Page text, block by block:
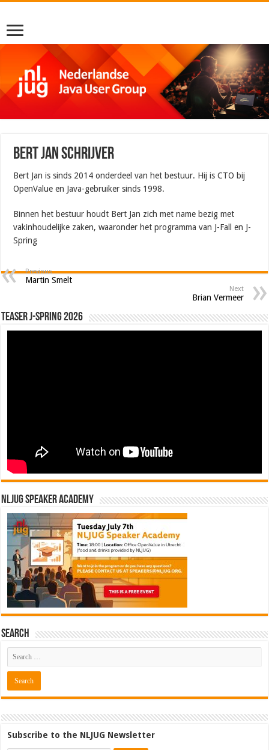
Bert Jan Schrijver
Bert Jan is sinds 2014 onderdeel van het bestuur. Hij is CTO bij
OpenValue en Java-gebruiker sinds 1998.
Binnen het bestuur houdt Bert Jan zich met name bezig met
vakinhoudelijke zaken, waaronder het programma van J-Fall en J-
Spring
Previous
Martin Smelt
Next
Brian Vermeer
Teaser J-Spring 2026
NLJUG Speaker Academy
Search
Subscribe to the NLJUG Newsletter